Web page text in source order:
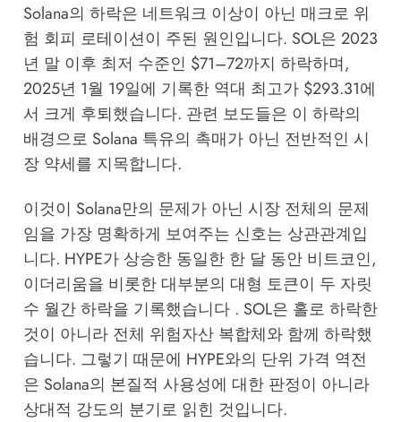
Solana의 하락은 네트워크 이상이 아닌 매크로 위
험 회피 로테이션이 주된 원인입니다. SOL은 2023
년 말 이후 최저 수준인 $71–72까지 하락하며,
2025년 1월 19일에 기록한 역대 최고가 $293.31에
서 크게 후퇴했습니다. 관련 보도들은 이 하락의
배경으로 Solana 특유의 촉매가 아닌 전반적인 시
장 약세를 지목합니다.
이것이 Solana만의 문제가 아닌 시장 전체의 문제
임을 가장 명확하게 보여주는 신호는 상관관계입
니다. HYPE가 상승한 동일한 한 달 동안 비트코인,
이더리움을 비롯한 대부분의 대형 토큰이 두 자릿
수 월간 하락을 기록했습니다 . SOL은 홀로 하락한
것이 아니라 전체 위험자산 복합체와 함께 하락했
습니다. 그렇기 때문에 HYPE와의 단위 가격 역전
은 Solana의 본질적 사용성에 대한 판정이 아니라
상대적 강도의 분기로 읽힌 것입니다.